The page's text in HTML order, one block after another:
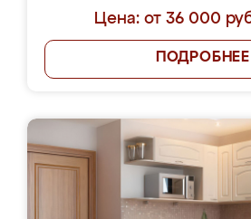
Цена: от 36 000
ПОДРОБНЕЕ